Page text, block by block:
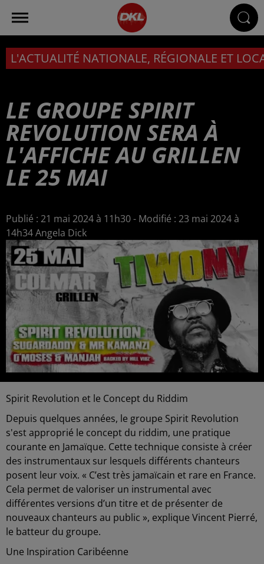
L'ACTUALITÉ NATIONALE, RÉGIONALE ET
LE GROUPE SPIRIT
REVOLUTION SERA À
L'AFFICHE AU GRILLEN
LE 25 MAI
Publié : 21 mai 2024 à 11h30 - Modifié : 23 mai 2024 à
14h34 Angela Dick
Spirit Revolution et le Concept du Riddim
Depuis quelques années, le groupe Spirit Revolution
s'est approprié le concept du riddim, une pratique
courante en Jamaïque. Cette technique consiste à créer
des instrumentaux sur lesquels différents chanteurs
posent leur voix. « C’est très jamaïcain et rare en France.
Cela permet de valoriser un instrumental avec
différentes versions d’un titre et de présenter de
nouveaux chanteurs au public », explique Vincent Pierré,
le batteur du groupe.
Une Inspiration Caribéenne